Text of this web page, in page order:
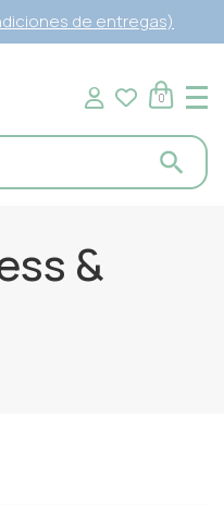
de entregas)
0
&